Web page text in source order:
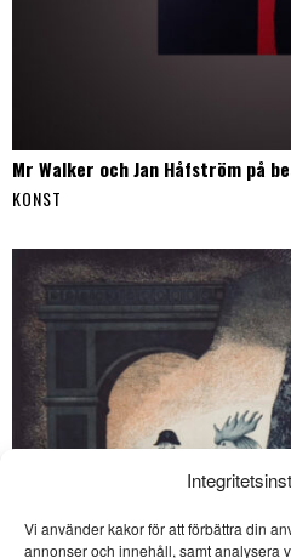
Vi använder kakor för att förbättra din
annonser och innehåll, samt analysera
Mr Walker och Jan Håfström på
KONST
SE ÄVEN